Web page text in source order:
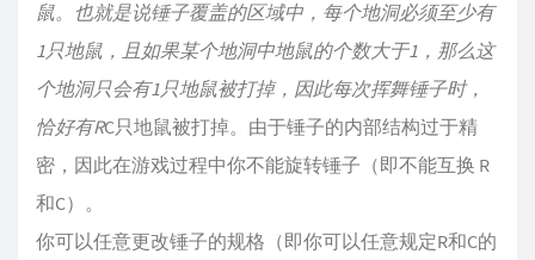
鼠。也就是说锤子覆盖的区域中，每个地洞必须至少有
1只地鼠，且如果某个地洞中地鼠的个数大于1，那么这
个地洞只会有1只地鼠被打掉，因此每次挥舞锤子时，
恰好有RC只地鼠被打掉。由于锤子的内部结构过于精
密，因此在游戏过程中你不能旋转锤子（即不能互换 R
和C）。
你可以任意更改锤子的规格（即你可以任意规定R和C的